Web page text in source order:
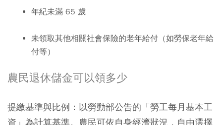
年紀未滿 65 歲
未領取其他相關社會保險的老年給付（如勞保老年給
付等）
農民退休儲金可以領多少
提繳基準與比例：以勞動部公告的「勞工每月基本工
資」為計算基準。農民可依自身經濟狀況，自由選擇